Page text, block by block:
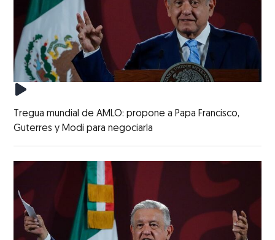
Tregua mundial de AMLO: propone a Papa Francisco,
Guterres y Modi para negociarla